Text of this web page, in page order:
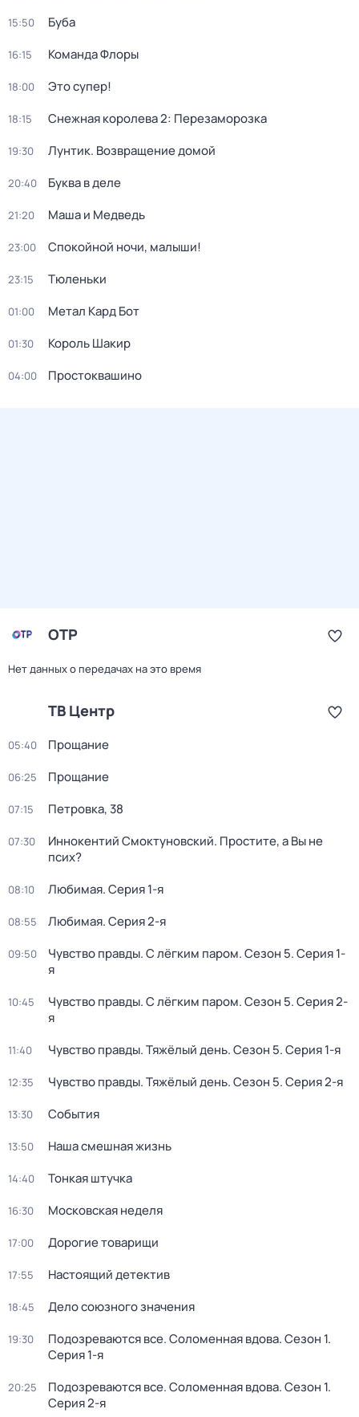
15:50 Буба
16:15 Команда Флоры
18:00 Это супер!
18:15 Снежная королева 2: Перезаморозка
19:30 Лунтик. Возвращение домой
20:40 Буква в деле
21:20 Маша и Медведь
23:00 Спокойной ночи, малыши!
23:15 Тюленьки
01:00 Метал Кард Бот
01:30 Король Шакир
04:00 Простоквашино
ОТР
Нет данных о передачах на это время
ТВ Центр
05:40 Прощание
06:25 Прощание
07:15 Петровка, 38
07:30
Иннокентий Смоктуновский. Простите, а Вы не
псих?
08:10 Любимая. Серия 1-я
08:55 Любимая. Серия 2-я
09:50 Чувство правды. С лёгким паром. Сезон 5. Серия 1-
я
10:45 Чувство правды. С лёгким паром. Сезон 5. Серия 2-
я
11:40 Чувство правды. Тяжёлый день. Сезон 5. Серия 1-я
12:35 Чувство правды. Тяжёлый день. Сезон 5. Серия 2-я
13:30 События
13:50 Наша смешная жизнь
14:40 Тонкая штучка
16:30 Московская неделя
17:00 Дорогие товарищи
17:55 Настоящий детектив
18:45 Дело союзного значения
19:30 Подозреваются все. Соломенная вдова. Сезон 1.
Серия 1-я
20:25 Подозреваются все. Соломенная вдова. Сезон 1.
Серия 2-я